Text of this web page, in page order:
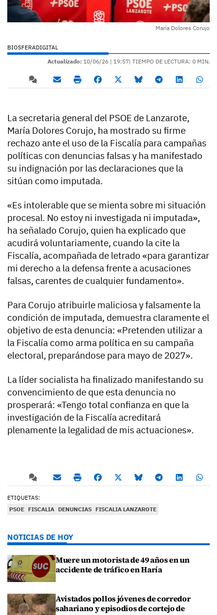
María Dolores Corujo
BIOSFERADIGITAL
Actualizado: 10/06/26 | 19:57| TIEMPO DE LECTURA: 0 MIN.
La secretaria general del PSOE de Lanzarote,
María Dolores Corujo, ha mostrado su firme
rechazo ante el uso de la Fiscalía para campañas
políticas con denuncias falsas y ha manifestado
su indignación por las declaraciones que la
sitúan como imputada.
«Es intolerable que se mienta sobre mi situación
procesal. No estoy ni investigada ni imputada»,
ha señalado Corujo, quien ha explicado que
acudirá voluntariamente, cuando la cite la
Fiscalía, acompañada de letrado «para garantizar
mi derecho a la defensa frente a acusaciones
falsas, carentes de cualquier fundamento».
Para Corujo atribuirle maliciosa y falsamente la
condición de imputada, demuestra claramente el
objetivo de esta denuncia: «Pretenden utilizar a
la Fiscalía como arma política en su campaña
electoral, preparándose para mayo de 2027».
La líder socialista ha finalizado manifestando su
convencimiento de que esta denuncia no
prosperará: «Tengo total confianza en que la
investigación de la Fiscalía acreditará
plenamente la legalidad de mis actuaciones».
ETIQUETAS:
PSOE FISCALIA DENUNCIAS FISCALIA LANZAROTE
NOTICIAS DE HOY
Muere un motorista de 49 años en un
accidente de tráfico en Haría
Avistados pollos jóvenes de corredor
sahariano y episodios de cortejo de